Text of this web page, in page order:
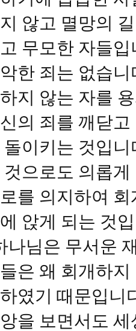
않고 멸망의
무모한 자들
한 죄는 없습
지 않는 자를
의 죄를 깨닫
돌이키는 것입
것으로도 의롭
를 의지하여
앉게 되는 것
나님은 무서운
은 왜 회개하
였기 때문입니
을 보면서도